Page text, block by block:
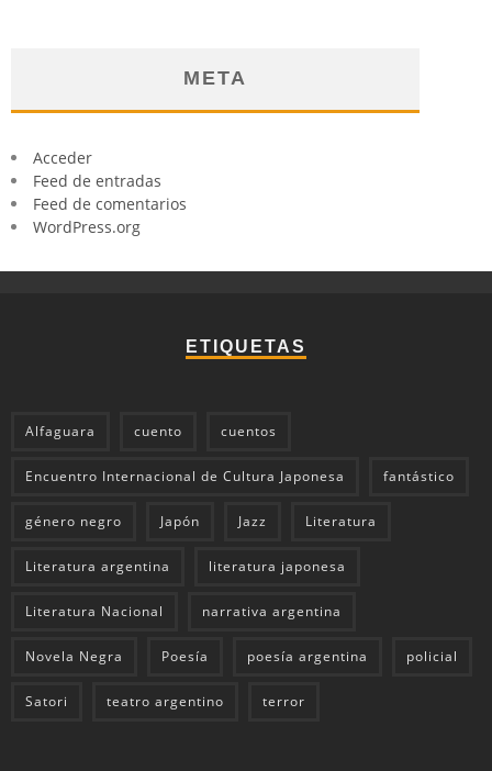
META
Acceder
Feed de entradas
Feed de comentarios
WordPress.org
ETIQUETAS
Alfaguara cuento cuentos
Encuentro Internacional de Cultura Japonesa fantástico
género negro Japón Jazz Literatura
Literatura argentina literatura japonesa
Literatura Nacional narrativa argentina
Novela Negra Poesía poesía argentina policial
Satori teatro argentino terror